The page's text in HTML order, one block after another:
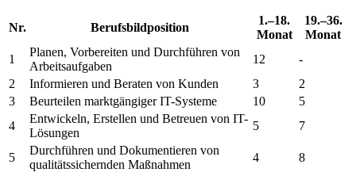
Nr. Berufsbildposition
1.–18.
Monat
19.–36.
Monat
1
Planen, Vorbereiten und Durchführen von
Arbeitsaufgaben
12
-
2
Informieren und Beraten von Kunden 3
2
3
Beurteilen marktgängiger IT-Systeme 10
5
4
Entwickeln, Erstellen und Betreuen von IT-
Lösungen
5 7
5
Durchführen und Dokumentieren von
qualitätssichernden Maßnahmen
4 8